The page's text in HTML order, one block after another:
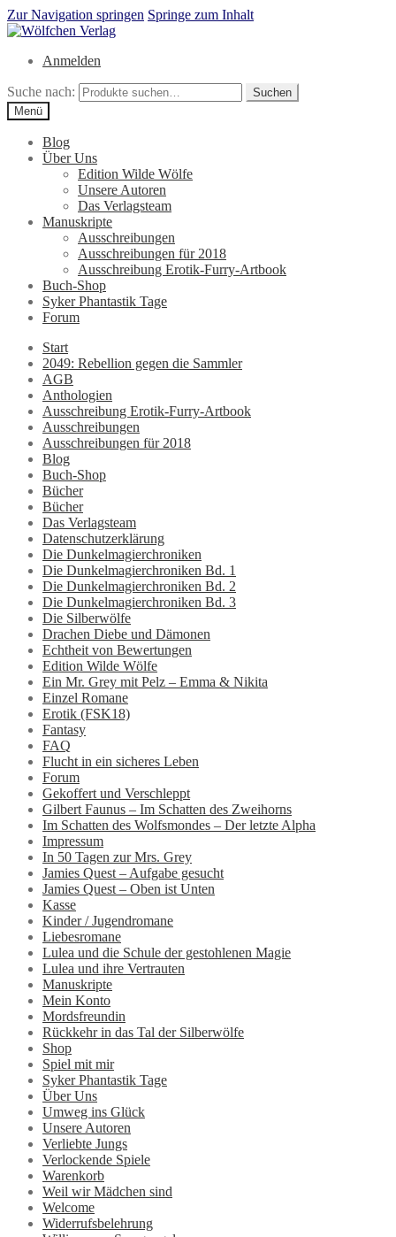
Zur Navigation springen Springe zum Inhalt
Anmelden
Suche nach:
Suchen
Menü
Blog
Über Uns
Edition Wilde Wölfe
Unsere Autoren
Das Verlagsteam
Manuskripte
Ausschreibungen
Ausschreibungen für 2018
Ausschreibung Erotik-Furry-Artbook
Buch-Shop
Syker Phantastik Tage
Forum
Start
2049: Rebellion gegen die Sammler
AGB
Anthologien
Ausschreibung Erotik-Furry-Artbook
Ausschreibungen
Ausschreibungen für 2018
Blog
Buch-Shop
Bücher
Bücher
Das Verlagsteam
Datenschutzerklärung
Die Dunkelmagierchroniken
Die Dunkelmagierchroniken Bd. 1
Die Dunkelmagierchroniken Bd. 2
Die Dunkelmagierchroniken Bd. 3
Die Silberwölfe
Drachen Diebe und Dämonen
Echtheit von Bewertungen
Edition Wilde Wölfe
Ein Mr. Grey mit Pelz – Emma & Nikita
Einzel Romane
Erotik (FSK18)
Fantasy
FAQ
Flucht in ein sicheres Leben
Forum
Gekoffert und Verschleppt
Gilbert Faunus – Im Schatten des Zweihorns
Im Schatten des Wolfsmondes – Der letzte Alpha
Impressum
In 50 Tagen zur Mrs. Grey
Jamies Quest – Aufgabe gesucht
Jamies Quest – Oben ist Unten
Kasse
Kinder / Jugendromane
Liebesromane
Lulea und die Schule der gestohlenen Magie
Lulea und ihre Vertrauten
Manuskripte
Mein Konto
Mordsfreundin
Rückkehr in das Tal der Silberwölfe
Shop
Spiel mit mir
Syker Phantastik Tage
Über Uns
Umweg ins Glück
Unsere Autoren
Verliebte Jungs
Verlockende Spiele
Warenkorb
Weil wir Mädchen sind
Welcome
Widerrufsbelehrung